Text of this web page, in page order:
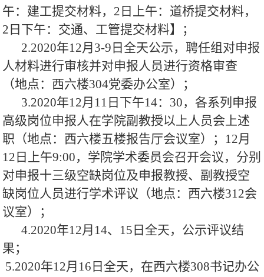
午：建工提交材料，2日上午：道桥提交材料，
2日下午：交通、工管提交材料】；
2.2020年12月3-9日全天公示，聘任组对申报
人材料进行审核并对申报人员进行资格审查
（地点：西六楼304党委办公室）；
3.2020年12月11日下午14：30，各系列申报
高级岗位申报人在学院副教授以上人员会上述
职（地点：西六楼五楼报告厅会议室）；12月
12日上午9:00，学院学术委员会召开会议，分别
对申报十三级空缺岗位及申报教授、副教授空
缺岗位人员进行学术评议（地点：西六楼312会
议室）；
4.2020年12月14、15日全天，公示评议结
果；
5.2020年12月16日全天，在西六楼308书记办公